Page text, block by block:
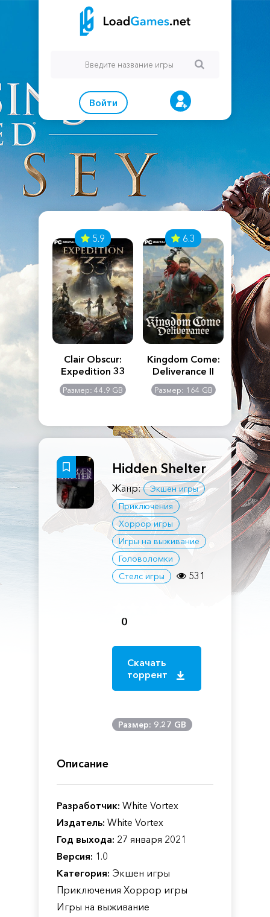
Войти
Creed
5.9
Clair Obscur:
Expedition 33
Размер: 44.9 GB
6.3
Kingdom Come:
Deliverance II
Размер: 164 GB
The
Hidden Shelter
Жанр:
Экшен игры
Приключения
Хоррор игры
Игры на выживание
Головоломки
Стелс игры
531
0
Скачать
торрент
Размер: 9.27 GB
Описание
Разработчик: White Vortex
Издатель: White Vortex
Год выхода: 27 января 2021
Версия: 1.0
Категория: Экшен игры
Приключения Хоррор игры
Игры на выживание